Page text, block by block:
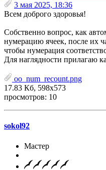
3 мая 2025, 18:36
Всем доброго здоровья!
Собственно вопрос, как
нумерацию ячеек, после их
чтобы нумерация
Для наглядности прилагаю
oo_num_recount.png
17.83 Кб, 598x573
просмотров: 10
sokol92
Мастер